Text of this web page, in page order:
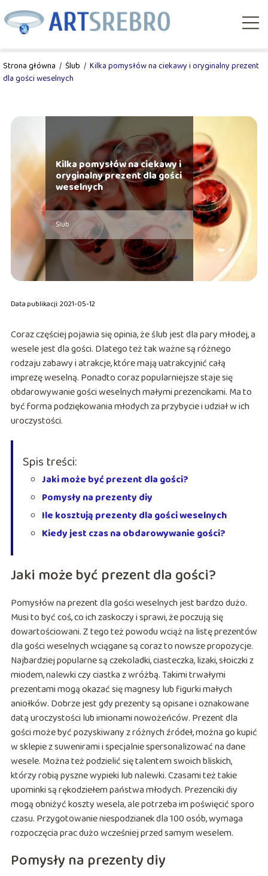
Strona główna / Ślub / Kilka pomysłów na ciekawy i oryginalny prezent
dla gości weselnych
Kilka pomysłów na ciekawy i
oryginalny prezent dla gości
weselnych
Ślub
Data publikacji: 2021-05-12
Coraz częściej pojawia się opinia, że ślub jest dla pary młodej, a
wesele jest dla gości. Dlatego też tak ważne są różnego
rodzaju zabawy i atrakcje, które mają uatrakcyjnić całą
imprezę weselną. Ponadto coraz popularniejsze staje się
obdarowywanie gości weselnych małymi prezencikami. Ma to
być forma podziękowania młodych za przybycie i udział w ich
uroczystości.
Spis treści:
Jaki może być prezent dla gości?
Pomysły na prezenty diy
Ile kosztują prezenty dla gości weselnych
Kiedy jest czas na obdarowywanie gości?
Jaki może być prezent dla gości?
Pomysłów na prezent dla gości weselnych jest bardzo dużo.
Musi to być coś, co ich zaskoczy i sprawi, że poczują się
dowartościowani. Z tego też powodu wciąż na listę prezentów
dla gości weselnych wciągane są coraz to nowsze propozycje.
Najbardziej popularne są czekoladki, ciasteczka, lizaki, słoiczki z
miodem, nalewki czy ciastka z wróżbą. Takimi trwałymi
prezentami mogą okazać się magnesy lub figurki małych
aniołków. Dobrze jest gdy prezenty są opisane i oznakowane
datą uroczystości lub imionami nowożeńców. Prezent dla
gości może być pozyskiwany z różnych źródeł, można go kupić
w sklepie z suwenirami i specjalnie spersonalizować na dane
wesele. Można też podzielić się talentem swoich bliskich,
którzy robią pyszne wypieki lub nalewki. Czasami też takie
upominki są rękodziełem państwa młodych. Prezenciki diy
mogą obniżyć koszty wesela, ale potrzeba im poświęcić sporo
czasu. Przygotowanie niespodzianek dla 100 osób, wymaga
rozpoczęcia prac dużo wcześniej przed samym weselem.
Pomysły na prezenty diy